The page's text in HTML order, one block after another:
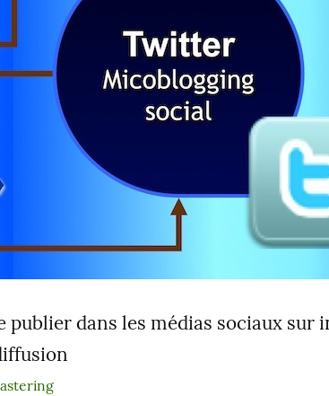
dans les médias sociaux